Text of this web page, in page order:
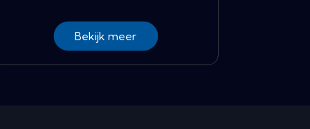
Bekijk meer